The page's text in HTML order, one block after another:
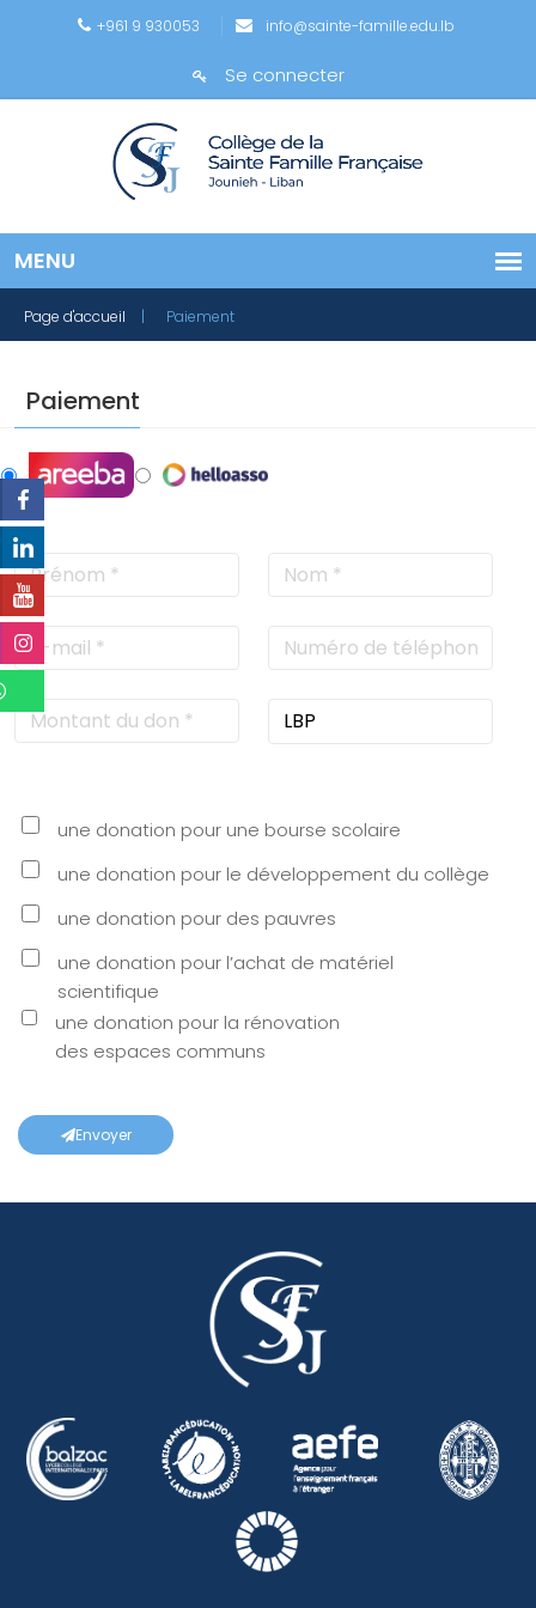
+961 9 930053 info@sainte-famille.edu.lb
Se connecter
Page d'accueil | Paiement
Paiement
une donation pour une bourse scolaire
une donation pour le développement du collège
une donation pour des pauvres
une donation pour l’achat de matériel
scientifique
une donation pour la rénovation
des espaces communs
Envoyer